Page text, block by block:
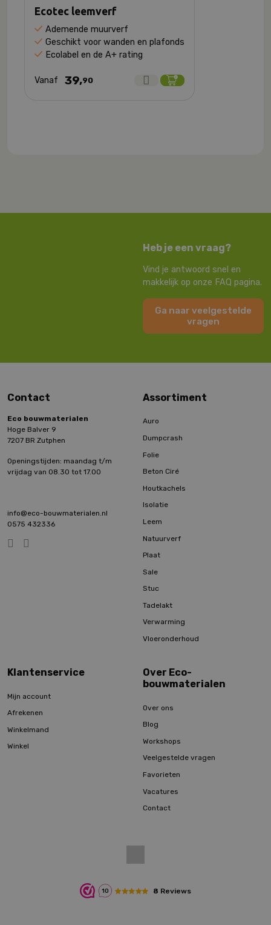
Ecotec leemverf
Ademende muurverf
Geschikt voor wanden en plafonds
Ecolabel en de A+ rating
Vanaf 39,90
Heb je een vraag?
Vind je antwoord snel en
makkelijk op onze FAQ pagina.
Ga naar veelgestelde
vragen
Contact
Eco bouwmaterialen
Hoge Balver 9
7207 BR Zutphen
Openingstijden: maandag t/m
vrijdag van 08.30 tot 17.00
info@eco-bouwmaterialen.nl
0575 432336
Assortiment
Auro
Dumpcrash
Folie
Beton Ciré
Houtkachels
Isolatie
Leem
Natuurverf
Plaat
Sale
Stuc
Tadelakt
Verwarming
Vloeronderhoud
Klantenservice
Mijn account
Afrekenen
Winkelmand
Winkel
Over Eco-
bouwmaterialen
Over ons
Blog
Workshops
Veelgestelde vragen
Favorieten
Vacatures
Contact
10 8 Reviews